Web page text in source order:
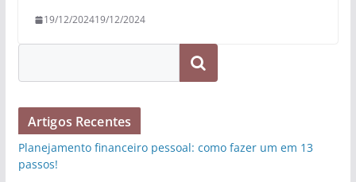
19/12/202419/12/2024
Pesquisar
Artigos Recentes
Planejamento financeiro pessoal: como fazer um em 13
passos!